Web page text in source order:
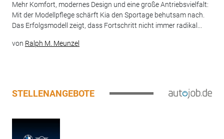
Mehr Komfort, modernes Design und eine große Antriebsvielfalt:
Mit der Modellpflege schärft Kia den Sportage behutsam nach.
Das Erfolgsmodell zeigt, dass Fortschritt nicht immer radikal...
von Ralph M. Meunzel
STELLENANGEBOTE